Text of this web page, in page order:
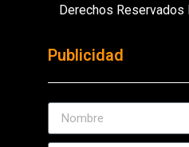
Derechos
Publicidad